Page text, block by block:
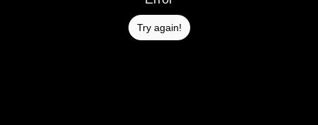
Try again!